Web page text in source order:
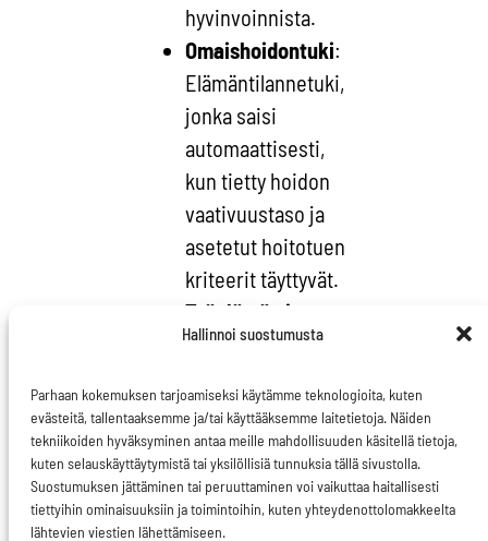
Hallinnoi suostumusta
Parhaan kokemuksen tarjoamiseksi käytämme teknologioita, kuten
evästeitä, tallentaaksemme ja/tai käyttääksemme laitetietoja. Näiden
tekniikoiden hyväksyminen antaa meille mahdollisuuden käsitellä tietoja,
kuten selauskäyttäytymistä tai yksilöllisiä tunnuksia tällä sivustolla.
Suostumuksen jättäminen tai peruuttaminen voi vaikuttaa haitallisesti
tiettyihin ominaisuuksiin ja toimintoihin, kuten yhteydenottolomakkeelta
lähtevien viestien lähettämiseen.
hyvinvoinnista.
Omaishoidontuki:
Elämäntilannetuki,
jonka saisi
automaattisesti,
kun tietty hoidon
vaativuustaso ja
asetetut hoitotuen
kriteerit täyttyvät.
Työelämän ja
perheen
Omaishoitajalle
halutessa taattava
mahdollisuus
yhdistää